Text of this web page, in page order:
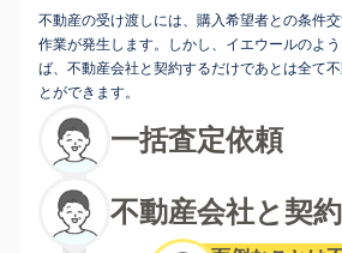
不動産の受け渡しには、購入希望者との条件
作業が発生します。しかし、イエウールのよ
ば、不動産会社と契約するだけであとは全て
とができます。
一括査定依頼
不動産会社と契約